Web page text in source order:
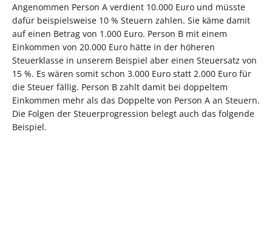
Angenommen Person A verdient 10.000 Euro und müsste
dafür beispielsweise 10 % Steuern zahlen. Sie käme damit
auf einen Betrag von 1.000 Euro. Person B mit einem
Einkommen von 20.000 Euro hätte in der höheren
Steuerklasse in unserem Beispiel aber einen Steuersatz von
15 %. Es wären somit schon 3.000 Euro statt 2.000 Euro für
die Steuer fällig. Person B zahlt damit bei doppeltem
Einkommen mehr als das Doppelte von Person A an Steuern.
Die Folgen der Steuerprogression belegt auch das folgende
Beispiel.